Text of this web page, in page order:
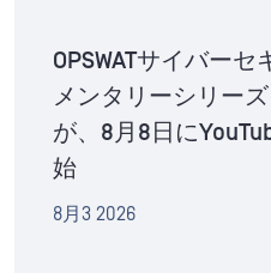
OPSWATサイバー
メンタリーシリー
が、8月8日に
始
8月3 2026